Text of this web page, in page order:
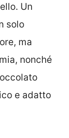
Un
solo
ma
nonché
e adatto